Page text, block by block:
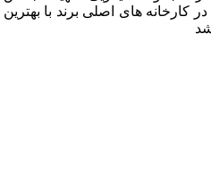
های اصلی برند با بهترین